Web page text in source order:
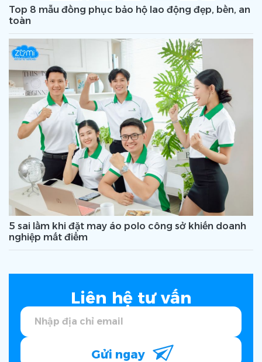
Top 8 mẫu đồng phục bảo hộ lao động đẹp, bền, an
toàn
5 sai lầm khi đặt may áo polo công sở khiến doanh
nghiệp mất điểm
Liên hệ tư vấn
Gửi ngay